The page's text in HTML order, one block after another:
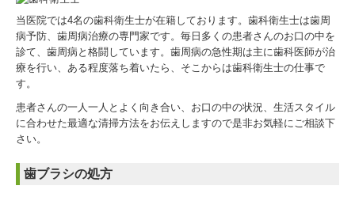
当医院では4名の歯科衛生士が在籍しております。歯科衛生士は歯周
病予防、歯周病治療の専門家です。毎日多くの患者さんのお口の中を
診て、歯周病と格闘しています。歯周病の急性期は主に歯科医師が治
療を行い、ある程度落ち着いたら、そこからは歯科衛生士の仕事で
す。
患者さんの一人一人とよく向き合い、お口の中の状況、生活スタイル
に合わせた最適な清掃方法をお伝えしますので是非お気軽にご相談下
さい。
歯ブラシの処方